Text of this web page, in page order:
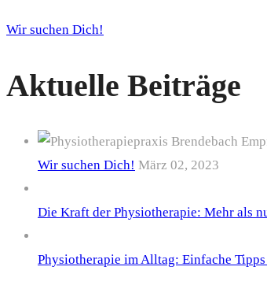
Wir suchen Dich!
Aktuelle Beiträge
Wir suchen Dich! März 02, 2023
Die Kraft der Physiotherapie: Mehr als
Physiotherapie im Alltag: Einfache